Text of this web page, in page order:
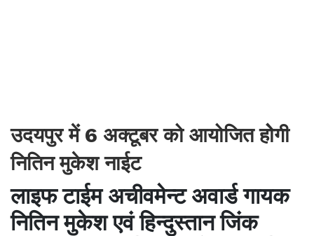
उदयपुर में 6 अक्टूबर को आयोजित होेगी
नितिन मुकेश नाईट
लाइफ टाईम अचीवमेन्ट अवार्ड गायक
नितिन मुकेश एवं हिन्दुस्तान जिंक